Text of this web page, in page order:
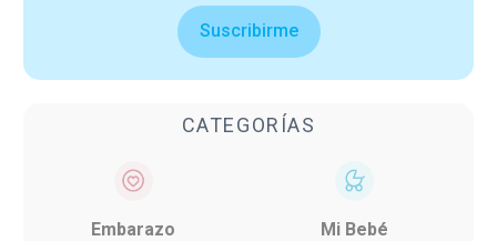
Suscribirme
CATEGORÍAS
Embarazo Mi Bebé